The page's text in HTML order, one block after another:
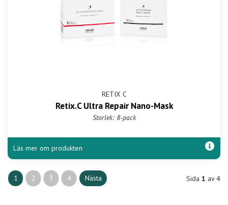
RETIX C
Retix.C Ultra Repair Nano-Mask
Storlek: 8-pack
Läs mer om produkten
1 2 3 4 Nästa Sida 1 av 4